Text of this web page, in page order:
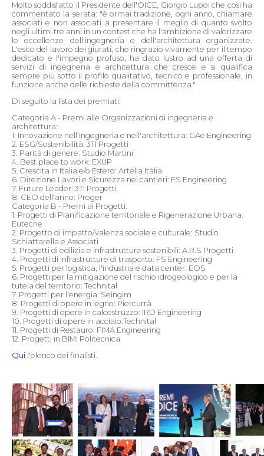
Molto soddisfatto il Presidente dell'OICE, Giorgio Lupoi che così ha
commentato la serata: "è ormai tradizione, ogni anno, chiamare
associati e non associati a presentare il meglio di quanto svolto
negli ultimi tre anni in un contest che ha l'ambizione di valorizzare
le eccellenze dell'ingegneria e dell'architettura organizzate.
L'esito del lavoro dei giurati, che ringrazio vivamente per il tempo
dedicato e l'impegno profuso, ha dato lustro ad una offerta di
servizi di ingegneria e architettura che cresce e si qualifica
sempre più sotto il profilo qualitativo, tecnico e professionale, in
funzione anche delle richieste della committenza."
Di seguito la lista dei premiati:
Categoria A - Premi alle Organizzazioni di ingegneria e
architettura:
1. Innovazione nell'ingegneria e nell'architettura: GAe Engineering
2. ESG/Sostenibilità: 3TI Progetti
3. Parità di genere: Studio Martini
4. Best place to work: EXUP
5. Crescita in Italia e/o Estero: Artelia Italia
6. Direzione Lavori e Sicurezza nei cantieri: FS Engineering
7. Future Leader: 3TI Progetti
8. CEO dell'anno: Proger
Categoria B - Premi ai Progetti:
1. Progetti di Pianificazione territoriale e Rigenerazione Urbana:
Eutecne
2. Progetto di impatto/valenza sociale e culturale: Studio
Schiattarella e Associati
3. Progetti di edilizia e infrastrutture sostenibili: A.R.S Progetti
4. Progetti di infrastrutture di trasporto: FS Engineering
5. Progetti per logistica, l'industria e data center: EOS
6. Progetti per la mitigazione del rischio idrogeologico e per la
tutela del territorio: Technital
7. Progetti per l'energia: Seingim
8. Progetti di opere in legno: Piercurrà
9. Progetti di opere in calcestruzzo: IRD Engineering
10. Progetti di opere in acciaio:Technital
11. Progetti di Restauro: FIMA Engineering
12. Progetti in BIM: Politecnica
Qui l'elenco dei finalisti.